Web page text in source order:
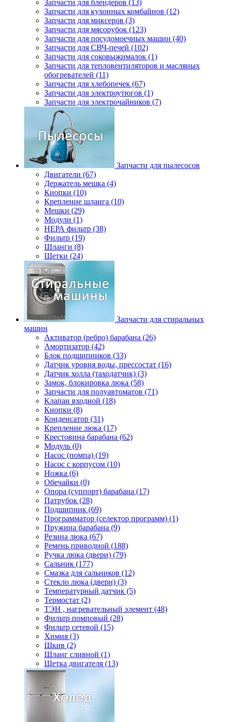
Запчасти для блендеров (13)
Запчасти для кухонных комбайнов (12)
Запчасти для миксеров (3)
Запчасти для мясорубок (123)
Запчасти для посудомоечных машин (40)
Запчасти для СВЧ-печей (102)
Запчасти для соковыжималок (1)
Запчасти для тепловентиляторов и масляных
обогревателей (11)
Запчасти для хлебопечек (67)
Запчасти для электроутюгов (1)
Запчасти для электрочайников (7)
Запчасти для пылесосов
Двигатели (67)
Держатель мешка (4)
Кнопки (10)
Крепление шланга (10)
Мешки (29)
Модули (1)
НЕРА фильтр (38)
Фильтр (19)
Шланги (8)
Щетки (24)
Запчасти для стиральных
машин
Активатор (ребро) барабана (26)
Амортизатор (42)
Блок подшипников (33)
Датчик уровня воды, прессостат (16)
Датчик холла (таходатчик) (3)
Замок, блокировка люка (58)
Запчасти для полуавтоматов (71)
Клапан входной (18)
Кнопки (8)
Конденсатор (31)
Крепление люка (17)
Крестовина барабана (62)
Модуль (0)
Насос (помпа) (19)
Насос c корпусом (10)
Ножка (6)
Обечайки (0)
Опора (суппорт) барабана (17)
Патрубок (28)
Подшипник (69)
Программатор (селектор программ) (1)
Пружина барабана (9)
Резина люка (67)
Ремень приводной (188)
Ручка люка (двери) (79)
Сальник (177)
Смазка для сальников (12)
Стекло люка (двери) (3)
Температурный датчик (5)
Термостат (2)
ТЭН , нагревательный элемент (48)
Фильтр помповый (28)
Фильтр сетевой (15)
Химия (3)
Шкив (2)
Шланг сливной (1)
Щетка двигателя (13)